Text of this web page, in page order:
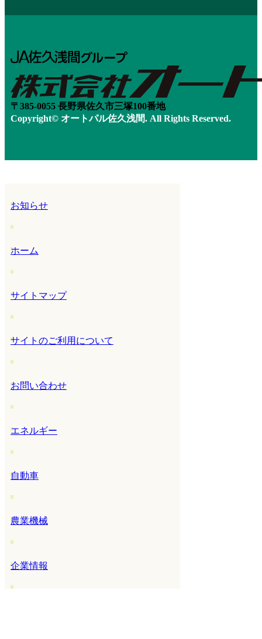
〒385-0055 長野県佐久市三塚100番地
Copyright© オートパル佐久浅間. All Rights Reserved.
お知らせ
ホーム
サイトマップ
サイトのご利用について
お問い合わせ
エネルギー
自動車
農業機械
企業情報